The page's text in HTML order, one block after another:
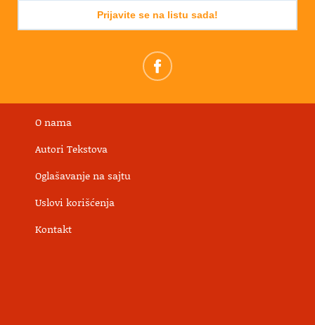
Prijavite se na listu sada!
O nama
Autori Tekstova
Oglašavanje na sajtu
Uslovi korišćenja
Kontakt